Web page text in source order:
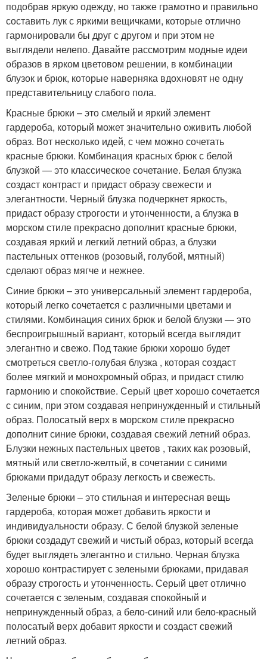
подобрав яркую одежду, но также грамотно и правильно
составить лук с яркими вещичками, которые отлично
гармонировали бы друг с другом и при этом не
выглядели нелепо. Давайте рассмотрим модные идеи
образов в ярком цветовом решении, в комбинации
блузок и брюк, которые наверняка вдохновят не одну
представительницу слабого пола.
Красные брюки – это смелый и яркий элемент
гардероба, который может значительно оживить любой
образ. Вот несколько идей, с чем можно сочетать
красные брюки. Комбинация красных брюк с белой
блузкой — это классическое сочетание. Белая блузка
создаст контраст и придаст образу свежести и
элегантности. Черный блузка подчеркнет яркость,
придаст образу строгости и утонченности, а блузка в
морском стиле прекрасно дополнит красные брюки,
создавая яркий и легкий летний образ, а блузки
пастельных оттенков (розовый, голубой, мятный)
сделают образ мягче и нежнее.
Синие брюки – это универсальный элемент гардероба,
который легко сочетается с различными цветами и
стилями. Комбинация синих брюк и белой блузки — это
беспроигрышный вариант, который всегда выглядит
элегантно и свежо. Под такие брюки хорошо будет
смотреться светло-голубая блузка , которая создаст
более мягкий и монохромный образ, и придаст стилю
гармонию и спокойствие. Серый цвет хорошо сочетается
с синим, при этом создавая непринужденный и стильный
образ. Полосатый верх в морском стиле прекрасно
дополнит синие брюки, создавая свежий летний образ.
Блузки нежных пастельных цветов , таких как розовый,
мятный или светло-желтый, в сочетании с синими
брюками придадут образу легкость и свежесть.
Зеленые брюки – это стильная и интересная вещь
гардероба, которая может добавить яркости и
индивидуальности образу. С белой блузкой зеленые
брюки создадут свежий и чистый образ, который всегда
будет выглядеть элегантно и стильно. Черная блузка
хорошо контрастирует с зелеными брюками, придавая
образу строгость и утонченность. Серый цвет отлично
сочетается с зеленым, создавая спокойный и
непринужденный образ, а бело-синий или бело-красный
полосатый верх добавит яркости и создаст свежий
летний образ.